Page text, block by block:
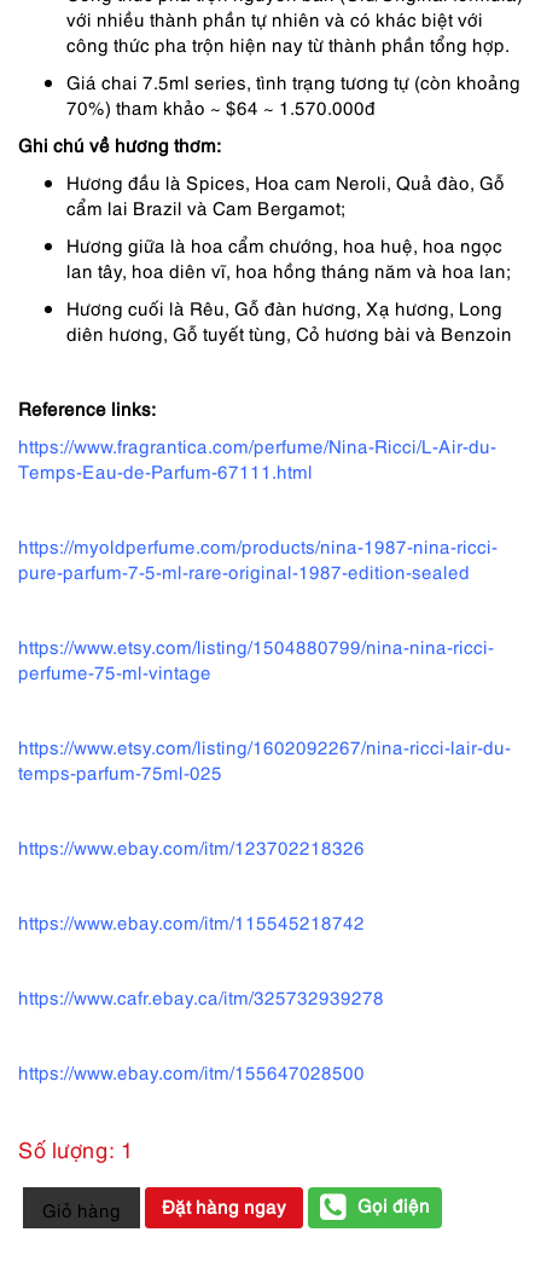
với nhiều thành phần tự nhiên và có khác biệt với
công thức pha trộn hiện nay từ thành phần tổng hợp.
Giá chai 7.5ml series, tình trạng tương tự (còn khoảng
70%) tham khảo ~ $64 ~ 1.570.000đ
Ghi chú về hương thơm:
Hương đầu là Spices, Hoa cam Neroli, Quả đào, Gỗ
cẩm lai Brazil và Cam Bergamot;
Hương giữa là hoa cẩm chướng, hoa huệ, hoa ngọc
lan tây, hoa diên vĩ, hoa hồng tháng năm và hoa lan;
Hương cuối là Rêu, Gỗ đàn hương, Xạ hương, Long
diên hương, Gỗ tuyết tùng, Cỏ hương bài và Benzoin
Reference links:
https://www.fragrantica.com/perfume/Nina-Ricci/L-Air-du-
Temps-Eau-de-Parfum-67111.html
https://myoldperfume.com/products/nina-1987-nina-ricci-
pure-parfum-7-5-ml-rare-original-1987-edition-sealed
https://www.etsy.com/listing/1504880799/nina-nina-ricci-
perfume-75-ml-vintage
https://www.etsy.com/listing/1602092267/nina-ricci-lair-du-
temps-parfum-75ml-025
https://www.ebay.com/itm/123702218326
https://www.ebay.com/itm/115545218742
https://www.cafr.ebay.ca/itm/325732939278
https://www.ebay.com/itm/155647028500
Số lượng: 1
6372-
NINA
Giỏ hàng Đặt hàng ngay Gọi điện